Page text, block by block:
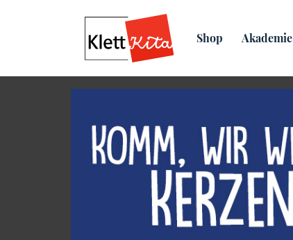
Shop Akademie
Übersicht